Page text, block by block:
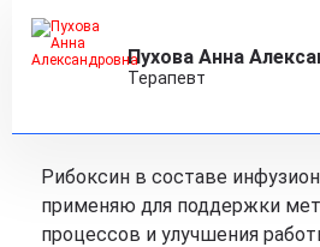
Пухова Анна
Терапевт
Рибоксин в составе
применяю для поддержки
процессов и улучшения